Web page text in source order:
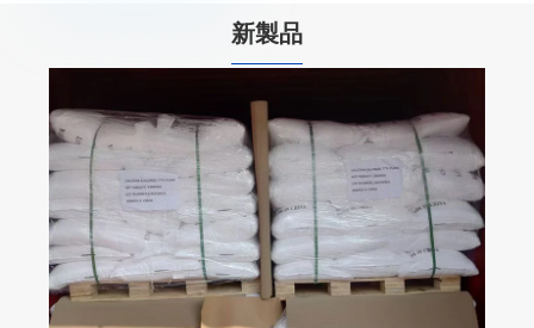
新製品
混合融雪剤
もっと見る >>